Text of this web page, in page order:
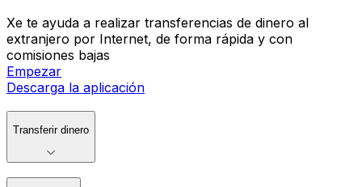
Xe te ayuda a realizar transferencias de dinero al
extranjero por Internet, de forma rápida y con
comisiones bajas
Empezar
Descarga la aplicación
Transferir dinero